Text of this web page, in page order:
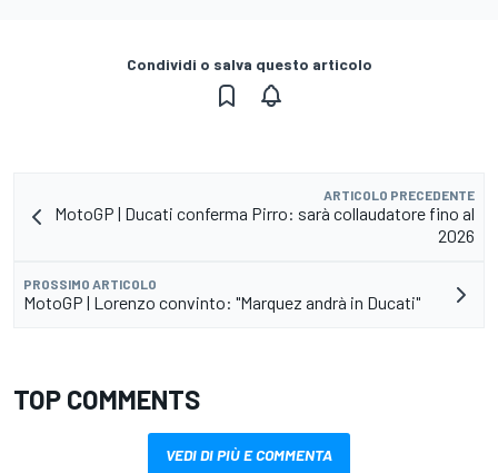
Condividi o salva questo articolo
ARTICOLO PRECEDENTE
MotoGP | Ducati conferma Pirro: sarà collaudatore fino al
2026
PROSSIMO ARTICOLO
MotoGP | Lorenzo convinto: "Marquez andrà in Ducati"
TOP COMMENTS
VEDI DI PIÙ E COMMENTA